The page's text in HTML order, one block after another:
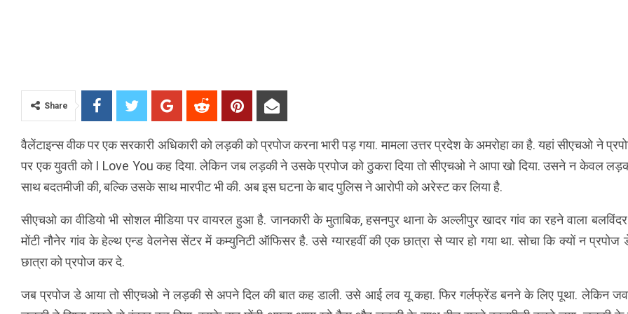
Share
वैलेंटाइन्स वीक पर एक सरकारी अधिकारी को लड़की को प्रपोज करना भारी पड़ गया. मामला उत्तर प्रदेश के अमरोहा का है. यहां सीएचओ ने
पर एक युवती को I Love You कह दिया. लेकिन जब लड़की ने उसके प्रपोज को ठुकरा दिया तो सीएचओ ने आपा खो दिया. उसने न केवल
साथ बदतमीजी की, बल्कि उसके साथ मारपीट भी की. अब इस घटना के बाद पुलिस ने आरोपी को अरेस्ट कर लिया है.
सीएचओ का वीडियो भी सोशल मीडिया पर वायरल हुआ है. जानकारी के मुताबिक, हसनपुर थाना के अल्लीपुर खादर गांव का रहने वाला
मोंटी नौनेर गांव के हेल्थ एन्ड वेलनेस सेंटर में कम्युनिटी ऑफिसर है. उसे ग्यारहवीं की एक छात्रा से प्यार हो गया था. सोचा कि क्यों न प्रपोज
छात्रा को प्रपोज कर दे.
जब प्रपोज डे आया तो सीएचओ ने लड़की से अपने दिल की बात कह डाली. उसे आई लव यू कहा. फिर गर्लफ्रेंड बनने के लिए पूथा. लेकिन